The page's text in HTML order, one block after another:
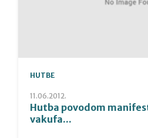
HUTBE
11.06.2012.
Hutba povodom
vakufa...